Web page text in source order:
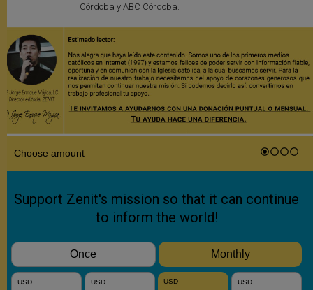
Córdoba y ABC Córdoba.